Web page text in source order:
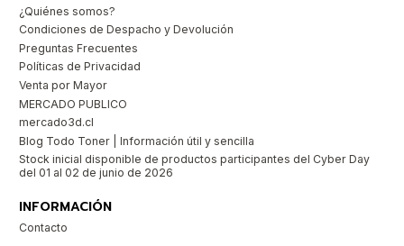
¿Quiénes somos?
Condiciones de Despacho y Devolución
Preguntas Frecuentes
Políticas de Privacidad
Venta por Mayor
MERCADO PUBLICO
mercado3d.cl
Blog Todo Toner | Información útil y sencilla
Stock inicial disponible de productos participantes del Cyber Day
del 01 al 02 de junio de 2026
INFORMACIÓN
Contacto